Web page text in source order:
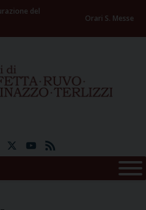
del
Orari S. Messe
InstagramYouTube